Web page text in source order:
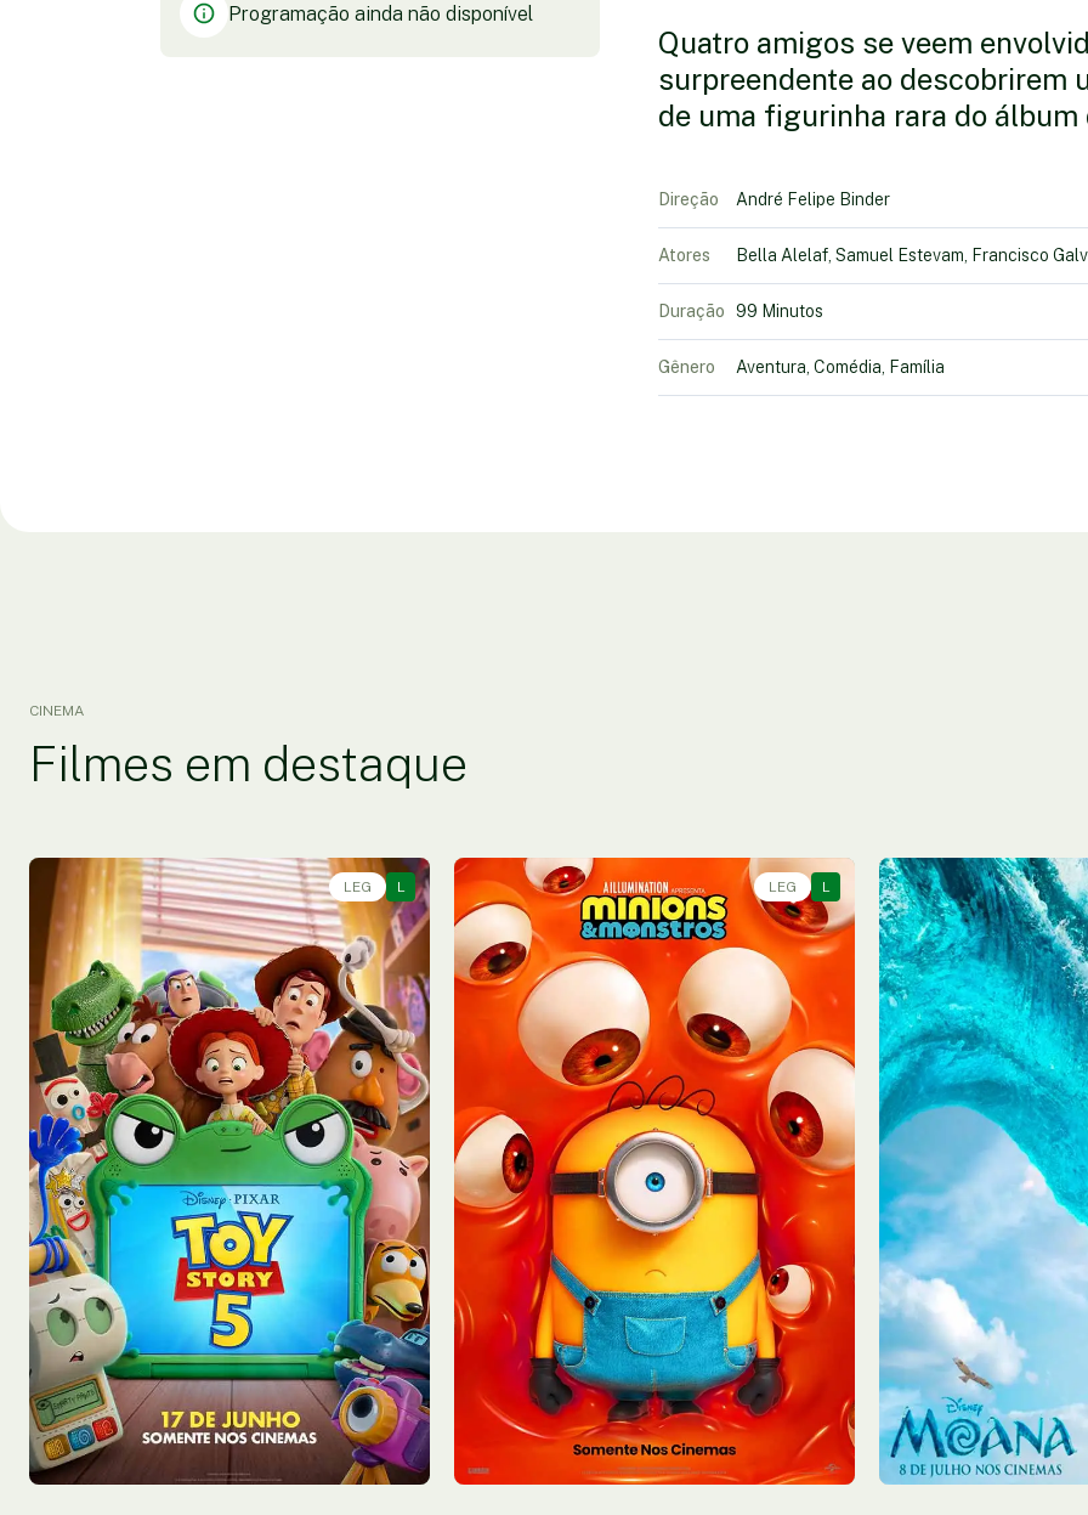
Programação ainda não disponível
Quatro amigos se veem
surpreendente ao
de uma figurinha rara do álbum
Direção André Felipe Binder
Atores Bella Alelaf, Samuel Estevam, Francisco
Duração 99 Minutos
Gênero Aventura, Comédia, Família
CINEMA
Filmes em destaque
LEG L
Qua - 05/08
Sala 7 19:10
LEG L
Qua - 05/08
Sala 4 11:50
Qua - 05/08
Sala 7 16:20